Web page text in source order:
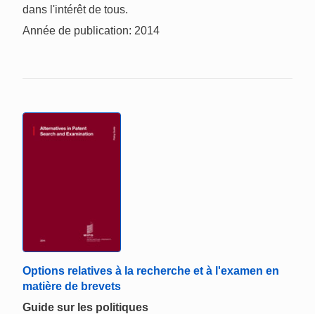
dans l'intérêt de tous.
Année de publication: 2014
Options relatives à la recherche et à l'examen en
matière de brevets
Guide sur les politiques